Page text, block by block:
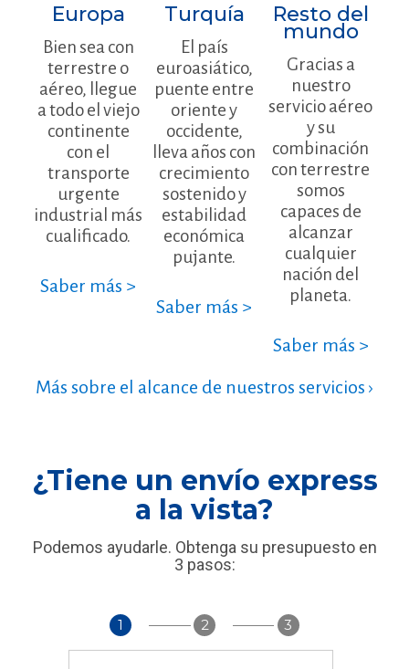
Europa
Bien sea con
terrestre o
aéreo, llegue
a todo el viejo
continente
con el
transporte
urgente
industrial más
cualificado.
Saber más >
Turquía
El país
euroasiático,
puente entre
oriente y
occidente,
lleva años con
crecimiento
sostenido y
estabilidad
económica
pujante.
Saber más >
Resto del
mundo
Gracias a
nuestro
servicio aéreo
y su
combinación
con terrestre
somos
capaces de
alcanzar
cualquier
nación del
planeta.
Saber más >
Más sobre el alcance de nuestros servicios ›
¿Tiene un envío express
a la vista?
Podemos ayudarle. Obtenga su presupuesto en
3 pasos:
1 2 3